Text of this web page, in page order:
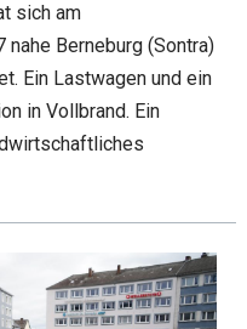
sich am
nahe Berneburg (Sontra)
Ein Lastwagen und ein
in Vollbrand. Ein